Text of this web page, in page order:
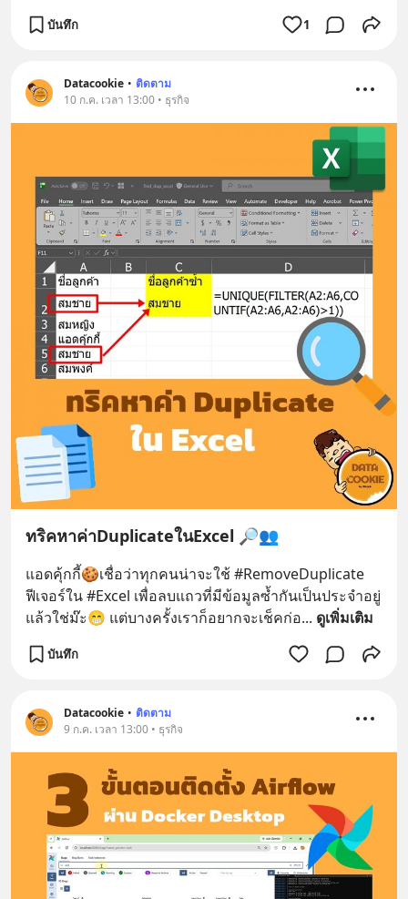
บันทึก 1
Datacookie • ติดตาม
10 ก.ค. เวลา 13:00 • ธุรกิจ
ทริคหาค่าDuplicateในExcel 🔎👥
แอดคุ้กกี้🍪เชื่อว่าทุกคนน่าจะใช้ #RemoveDuplicate
ฟีเจอร์ใน #Excel เพื่อลบแถวที่มีข้อมูลซ้ำกันเป็นประจำอยู่
แล้วใช่ม๊ะ😁 แต่บางครั้งเราก็อยากจะเช็คก่อ... ดูเพิ่มเติม
บันทึก
Datacookie • ติดตาม
9 ก.ค. เวลา 13:00 • ธุรกิจ